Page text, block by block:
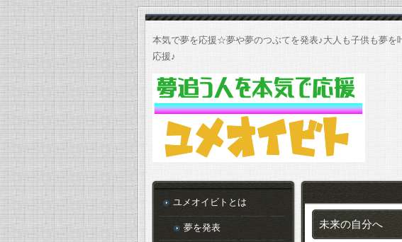
本気で夢を応援☆夢や夢のつぶてを発表♪大人も子供も夢
応援♪
未来の自分へ
ユメオイビトとは
夢を発表